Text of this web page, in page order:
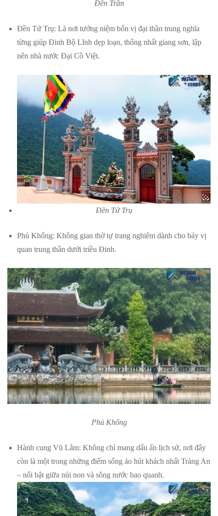
Đền Trần
Đền Tứ Trụ: Là nơi tưởng niệm bốn vị đại thần trung nghĩa
từng giúp Đinh Bộ Lĩnh dẹp loạn, thống nhất giang sơn, lập
nên nhà nước Đại Cồ Việt.
Đền Tứ Trụ
Phủ Khống: Không gian thờ tự trang nghiêm dành cho bảy vị
quan trung thần dưới triều Đinh.
Phủ Khống
Hành cung Vũ Lâm: Không chỉ mang dấu ấn lịch sử, nơi đây
còn là một trong những điểm sống ảo hút khách nhất Tràng An
– nổi bật giữa núi non và sông nước bao quanh.